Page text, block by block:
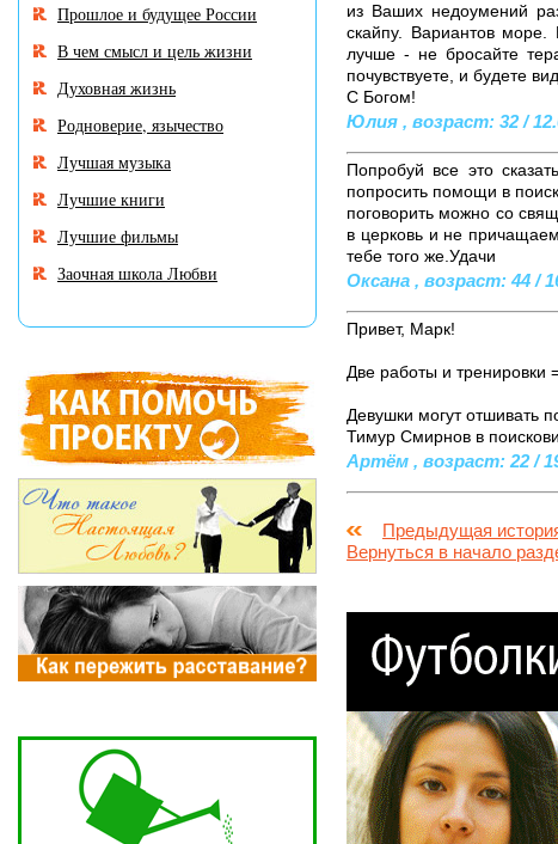
из Ваших недоумений
скайпу. Вариантов море.
лучше - не бросайте
почувствуете, и будете
С Богом!
Юлия , возраст: 32 /
Попробуй все это
попросить помощи в
поговорить можно со
в церковь и не
тебе того же.Удачи
Оксана , возраст: 44 /
Привет, Марк!
Две работы и тренировки
Девушки могут отшивать
Тимур Смирнов в
Артём , возраст: 22 /
Предыдущая
Вернуться в начало
Прошлое и будущее России
В чем смысл и цель жизни
Духовная жизнь
Родноверие, язычество
Лучшая музыка
Лучшие книги
Лучшие фильмы
Заочная школа Любви